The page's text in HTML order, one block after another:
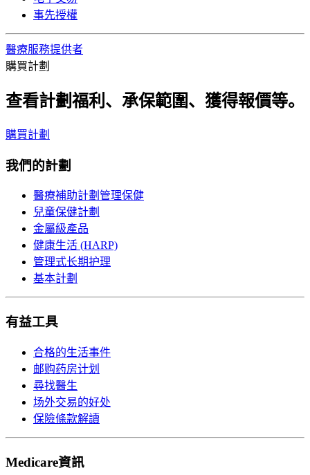
事先授權
醫療服務提供者
購買計劃
查看計劃福利、承保範圍、獲得報價等。
購買計劃
我們的計劃
醫療補助計劃管理保健
兒童保健計劃
金屬級產品
健康生活 (HARP)
管理式长期护理
基本計劃
有益工具
合格的生活事件
邮购药房计划
尋找醫生
场外交易的好处
保險條款解讀
Medicare資訊